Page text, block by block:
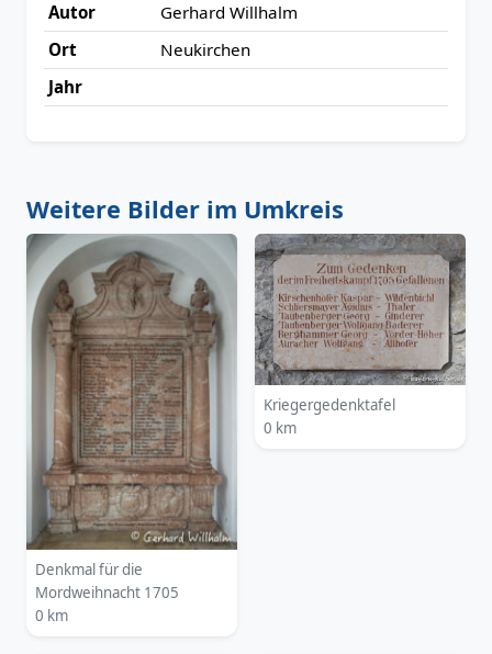
Autor
Gerhard Willhalm
Ort
Neukirchen
Jahr
Weitere Bilder im Umkreis
Denkmal für die
Mordweihnacht 1705
0 km
Kriegergedenktafel
0 km